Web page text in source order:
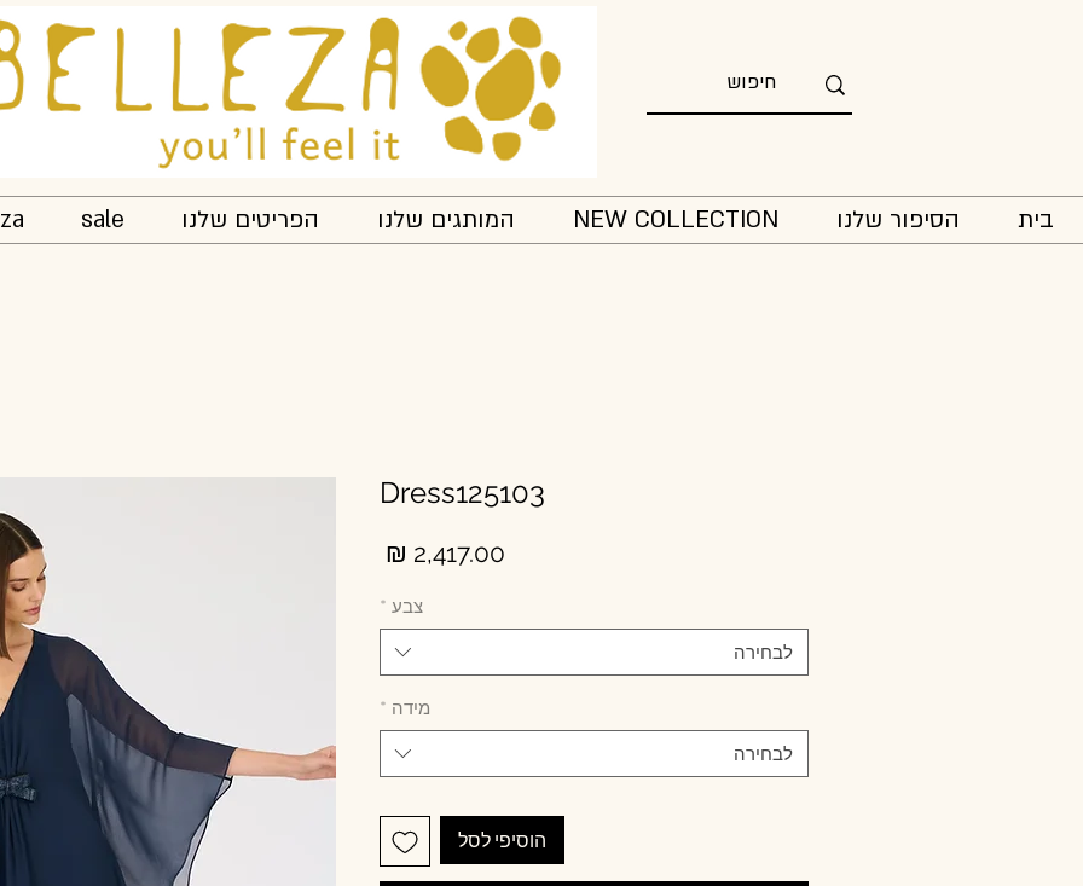
בית הסיפור שלנו NEW COLLECTION המותגים שלנו הפריטים שלנו sale
Dress125103
צבע *
לבחירה
מידה *
לבחירה
הוסיפי לסל